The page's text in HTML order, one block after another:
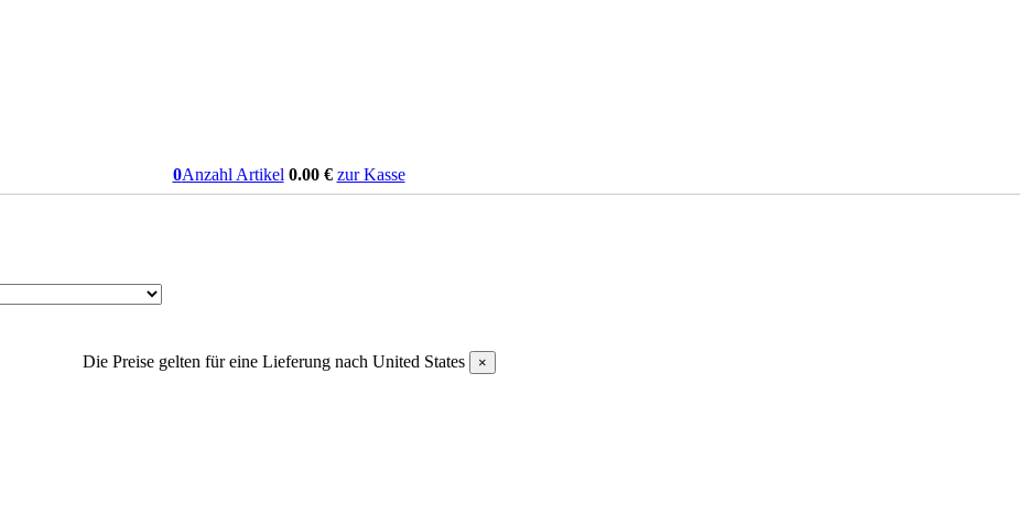
0Anzahl Artikel 0.00€ zur Kasse
Die Preise gelten für eine Lieferung nach United States ×